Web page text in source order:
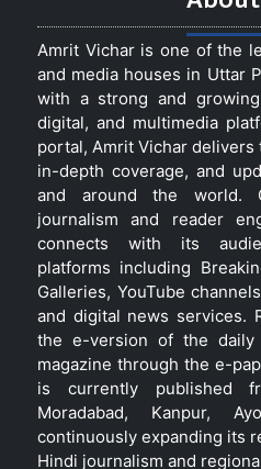
Amrit Vichar is one of the
and media houses in Uttar
with a strong and
digital, and multimedia
portal, Amrit Vichar
in-depth coverage, and
and around the world.
journalism and reader
connects with its
platforms including
Galleries, YouTube
and digital news services.
the e-version of the daily
magazine through the e-
is currently published
Moradabad, Kanpur,
continuously expanding its
Hindi journalism and